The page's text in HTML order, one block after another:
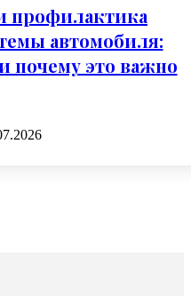
профилактика
автомобиля:
почему это важно